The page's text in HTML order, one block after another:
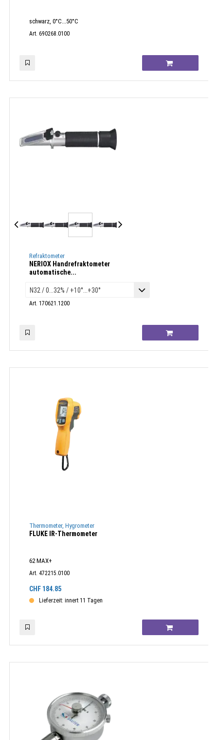
schwarz, 0°C...50°C
Art. 690268.0100
Refraktometer
NERIOX Handrefraktometer
automatische...
Art. 170621.1200
Thermometer, Hygrometer
FLUKE IR-Thermometer
62 MAX+
Art. 472215.0100
CHF 184.85
Lieferzeit: innert 11 Tagen